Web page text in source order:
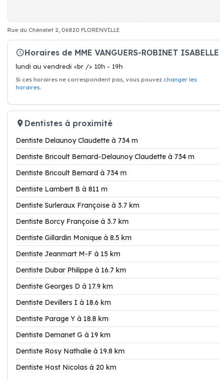
Rue du Chênelet 2, 06820 FLORENVILLE
Horaires de MME VANGUERS-ROBINET ISABELLE
lundi au vendredi <br /> 10h - 19h
Si ces horaires ne correspondent pas, vous pouvez changer les
horaires.
Dentistes à proximité
Dentiste Delaunoy Claudette à 734 m
Dentiste Bricoult Bernard-Delaunoy Claudette à 734 m
Dentiste Bricoult Bernard à 734 m
Dentiste Lambert B à 811 m
Dentiste Surleraux Françoise à 3.7 km
Dentiste Borcy Françoise à 3.7 km
Dentiste Gillardin Monique à 8.5 km
Dentiste Jeanmart M-F à 15 km
Dentiste Dubar Philippe à 16.7 km
Dentiste Georges D à 17.9 km
Dentiste Devillers I à 18.6 km
Dentiste Parage Y à 18.8 km
Dentiste Demanet G à 19 km
Dentiste Rosy Nathalie à 19.8 km
Dentiste Host Nicolas à 20 km